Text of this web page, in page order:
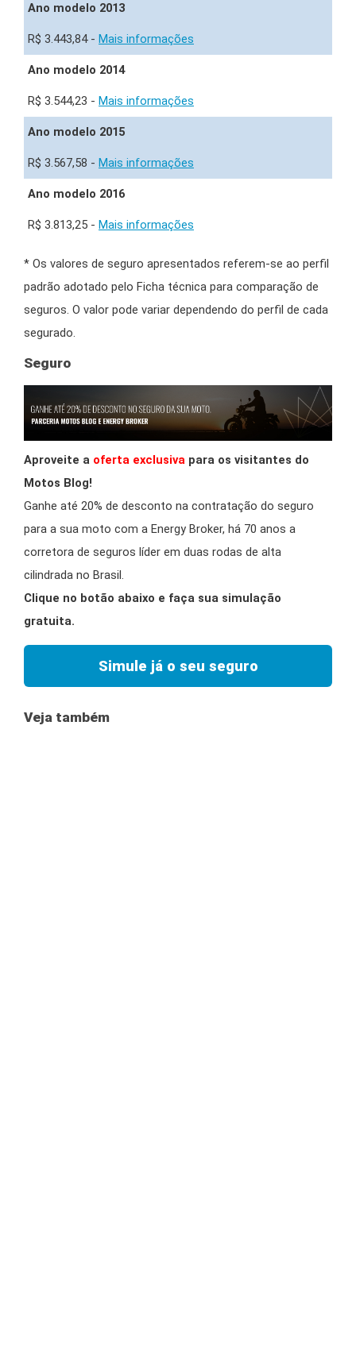
Ano modelo 2013
R$ 3.443,84 - Mais informações
Ano modelo 2014
R$ 3.544,23 - Mais informações
Ano modelo 2015
R$ 3.567,58 - Mais informações
Ano modelo 2016
R$ 3.813,25 - Mais informações
* Os valores de seguro apresentados referem-se ao perfil
padrão adotado pelo Ficha técnica para comparação de
seguros. O valor pode variar dependendo do perfil de cada
segurado.
Seguro
Aproveite a oferta exclusiva para os visitantes do
Motos Blog!
Ganhe até 20% de desconto na contratação do seguro
para a sua moto com a Energy Broker, há 70 anos a
corretora de seguros líder em duas rodas de alta
cilindrada no Brasil.
Clique no botão abaixo e faça sua simulação
gratuita.
Simule já o seu seguro
Veja também